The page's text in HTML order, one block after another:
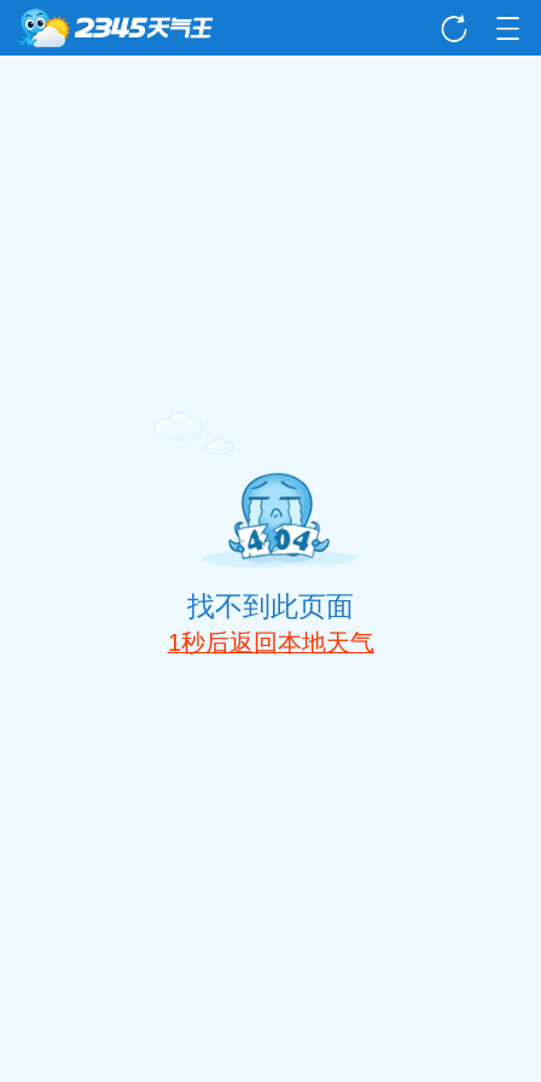
找不到此页面
1秒后返回本地天气